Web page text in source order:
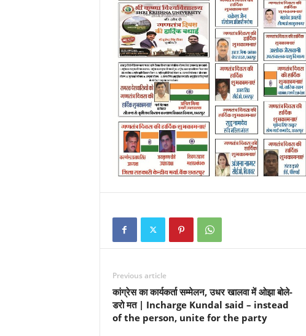
Previous article
कांग्रेस का कार्यकर्ता सम्मेलन, उधर खालवा में ओझा बोले-
डरो मत | Incharge Kundal said – instead
of the person, unite for the party